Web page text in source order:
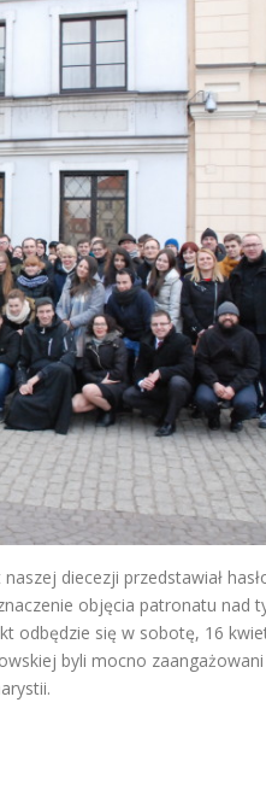
diecezji przedstawiał
objęcia patronatu nad
odbędzie się w sobotę, 16
byli mocno